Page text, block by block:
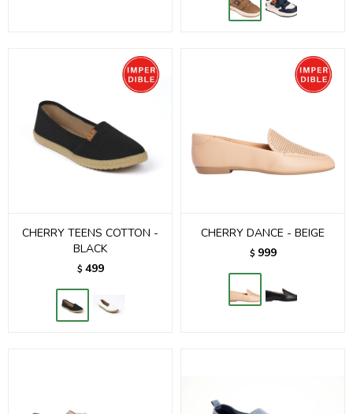
CHERRY TEENS COTTON -
BLACK
$ 499
CHERRY DANCE - BEIGE
$ 999